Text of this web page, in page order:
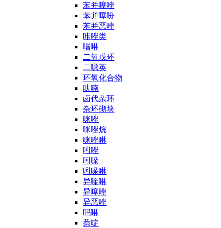
苯并噻唑
苯并噻吩
苯并恶唑
咔唑类
噌啉
二氧戊环
二噁英
环氧化合物
呋喃
卤代杂环
杂环砌块
咪唑
咪唑烷
咪唑啉
吲唑
吲哚
吲哚啉
异喹啉
异噻唑
异恶唑
吗啉
萘啶